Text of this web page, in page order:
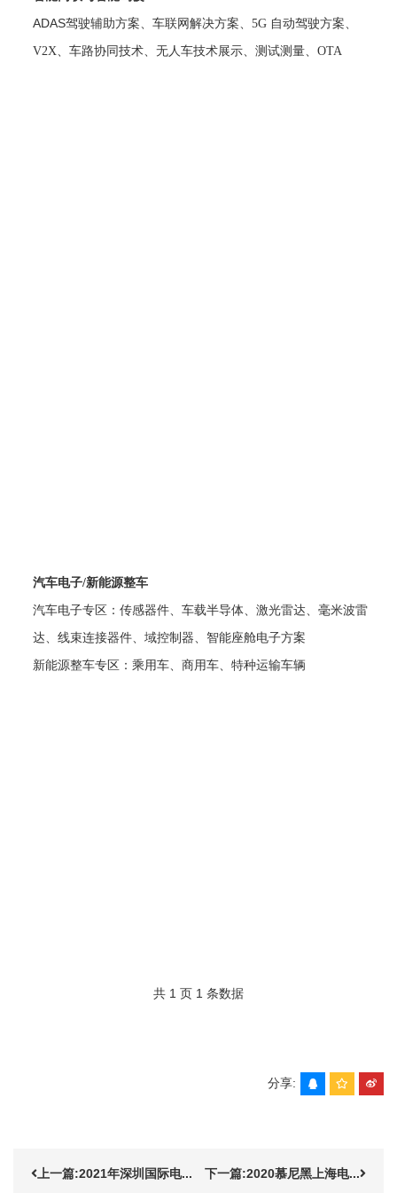
ADAS驾驶辅助方案、车联网解决方案、5G 自动驾驶方案、
V2X、车路协同技术、无人车技术展示、测试测量、OTA
汽车电子/新能源整车
汽车电子专区：传感器件、车载半导体、激光雷达、毫米波雷
达、线束连接器件、域控制器、智能座舱电子方案
新能源整车专区：乘用车、商用车、特种运输车辆
共 1 页 1 条数据
分享:
上一篇:2021年深圳国际电... 下一篇:2020慕尼黑上海电...